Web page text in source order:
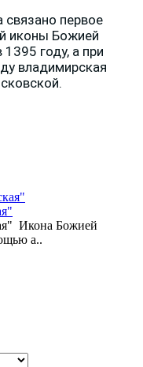
первое
иконы Божией
году, а при
владимирская
Икона Божией
а..